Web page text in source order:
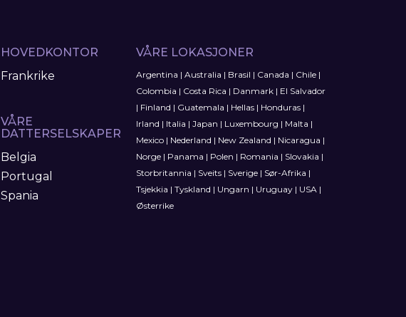
HOVEDKONTOR
Frankrike
VÅRE
DATTERSELSKAPER
Belgia
Portugal
Spania
VÅRE LOKASJONER
Argentina | Australia | Brasil | Canada | Chile|
Colombia | Costa Rica | Danmark| El Salvador
| Finland | Guatemala | Hellas| Honduras|
Irland | Italia | Japan | Luxembourg | Malta |
Mexico| Nederland | New Zealand | Nicaragua |
Norge| Panama | Polen | Romania | Slovakia |
Storbritannia | Sveits| Sverige| Sør-Afrika |
Tsjekkia | Tyskland | Ungarn | Uruguay| USA|
Østerrike